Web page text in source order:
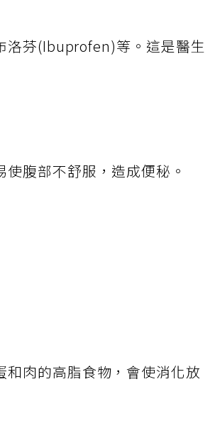
洛芬(Ibuprofen)等。這是醫生
腹部不舒服，造成便秘。
肉的高脂食物，會使消化放